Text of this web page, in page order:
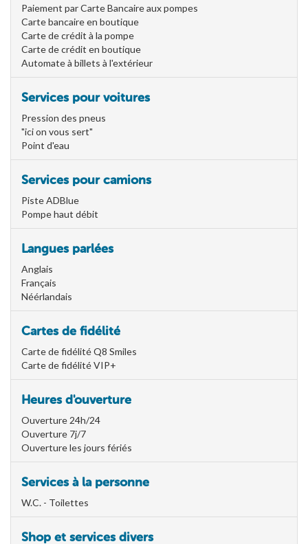
Paiement par Carte Bancaire aux pompes
Carte bancaire en boutique
Carte de crédit à la pompe
Carte de crédit en boutique
Automate à billets à l'extérieur
Services pour voitures
Pression des pneus
"ici on vous sert"
Point d'eau
Services pour camions
Piste ADBlue
Pompe haut débit
Langues parlées
Anglais
Français
Néérlandais
Cartes de fidélité
Carte de fidélité Q8 Smiles
Carte de fidélité VIP+
Heures d'ouverture
Ouverture 24h/24
Ouverture 7j/7
Ouverture les jours fériés
Services à la personne
W.C. - Toilettes
Shop et services divers